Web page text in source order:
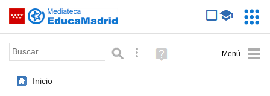
Saltar navegación
Palabra o frase: Búsqueda avanzada
Ayuda
(en
Inicio